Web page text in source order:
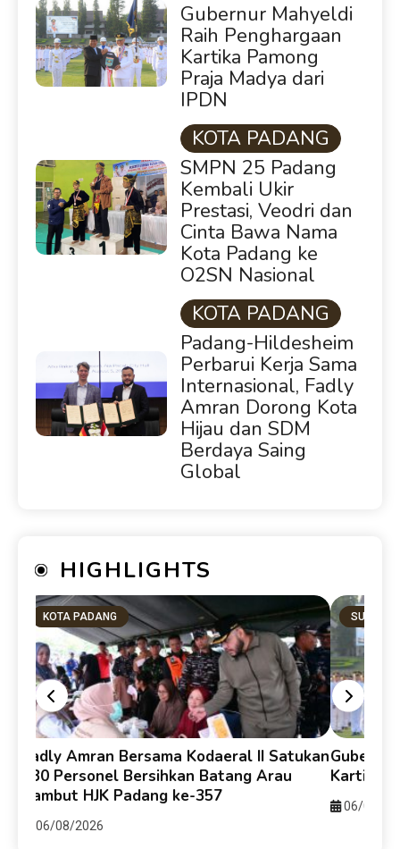
Gubernur Mahyeldi
Raih Penghargaan
Kartika Pamong
Praja Madya dari
IPDN
KOTA PADANG
SMPN 25 Padang
Kembali Ukir
Prestasi, Veodri dan
Cinta Bawa Nama
Kota Padang ke
O2SN Nasional
KOTA PADANG
Padang-Hildesheim
Perbarui Kerja Sama
Internasional, Fadly
Amran Dorong Kota
Hijau dan SDM
Berdaya Saing
Global
HIGHLIGHTS
KOTA PADANG
Fadly Amran Bersama Kodaeral II Satukan
330 Personel Bersihkan Batang Arau
Sambut HJK Padang ke-357
06/08/2026
SUMBAR
Kartika
06/08/